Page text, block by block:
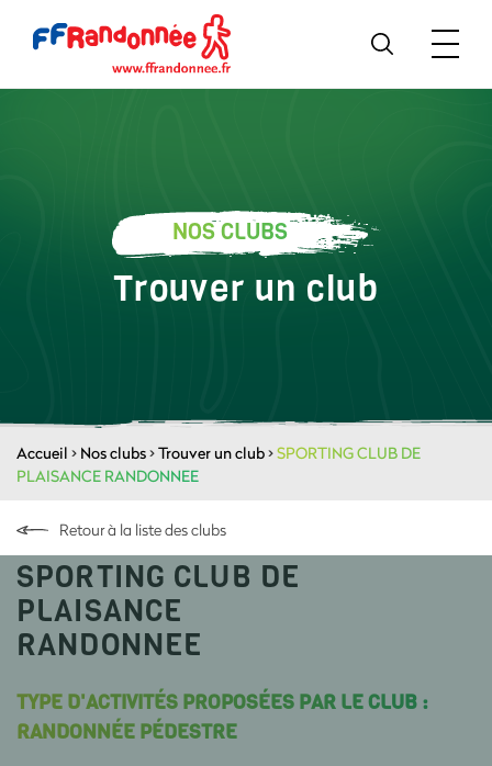
NOS CLUBS
Trouver un club
Accueil > Nos clubs>Trouver un club>SPORTING CLUB DE
PLAISANCE RANDONNEE
Retour à la liste des clubs
SPORTING CLUB DE
PLAISANCE
RANDONNEE
TYPE D'ACTIVITÉS PROPOSÉES PAR LE CLUB :
RANDONNÉE PÉDESTRE